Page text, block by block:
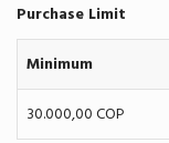
Purchase Limit
Minimum
30.000,00 COP